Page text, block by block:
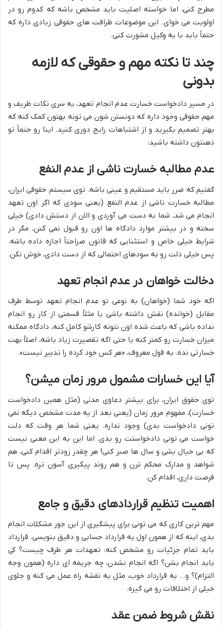
مطرح کنی، اما خواسته اصلیت باید مشخص باشه که کدوم رو در
اولویت می خوای. این موضوعات ظرافت های حقوقی زیادی داره که
حتماً باید با یه وکیل مشورت کنی.
چند تا نکته مهم و حقوقی که لازمه
بدونی
در مسیر دادخواست خسارت عدم انجام تعهد، یه سری نکات ظریف و
مهم حقوقی وجود داره که دونستن شون می تونه بهتون کمک کنه که
بهتر تصمیم بگیرید و از اشتباهات رایج دوری کنید. اینا رو حتماً تو
ذهنتون داشته باشید:
عدم مطالبه خسارت ناشی از عدم النفع
گفتیم که ضرر باید مستقیم و عینی باشه. توی سیستم حقوقی ایران،
مطالبه خسارت ناشی از عدم النفع (یعنی سودی که اگر اون تعهد
انجام می شد، شما به دست می آوردی و الان از دستش دادی) خیلی
سخته و در بیشتر موارد دادگاه ها اون رو قبول نمی کنن، مگر در
شرایط خیلی خاص و استثنایی که قانون صراحتاً اجازه داده باشه.
پس خیلی دلت رو به سودهای احتمالی که از دست دادی، خوش نکن.
دخالت خواهان در عدم انجام تعهد
اگه خود شما (خواهان) به نوعی تو عدم انجام تعهد توسط طرف
مقابل (خوانده) نقش داشته باشی یا مثلاً قسمتی از کار رو انجام
نداده باشی که باعث شده اون نتونه کارشو کامل کنه، دادگاه ممکنه
میزان خسارت رو کمتر کنه یا حتی اگه تقصیرت زیاد باشه، اصلاً بهت
خسارتی نده. به قول معروف، «هر کس خود کرده را تدبیر نیست».
آیا این خسارات مشمول مرور زمان میشن؟
توی حقوق ایران، برای بیشتر دعاوی مدنی (مثل همین دادخواست
خسارت)، مفهوم مرور زمان (یعنی بعد از یه مدت مشخص دیگه نمی
تونی دادخواست بدی) وجود نداره. یعنی شما هر وقت که دلت
خواست می تونی دادخواستت رو بدی. اما این به این معنی نیست
که بی خیال بشی و سال ها صبر کنی! هر چقدر زودتر اقدام کنی، هم
شواهد و مدارک محکم ترن و هم روند پیگیری آسون تره. پس تا
فرصت داری، اقدام کن.
اهمیت تنظیم قراردادهای دقیق و جامع
مهم ترین کاری که می تونی برای پیشگیری از این جور مشکلات انجام
بدی، اینه که از همون اول یه قرارداد حسابی و دقیق بنویسی. قرارداد
باید تمام جزئیات رو مشخص کنه: تعهدات هر طرف چیست؟ کی
باید انجام بشن؟ اگه انجام نشدن، چه جریمه ای داره (همون وجه
التزام)؟ و… یه قرارداد خوب، مثل یه نقشه راه عمل می کنه و جلوی
خیلی از اختلافات رو می گیره.
نقش شروط ضمن عقد